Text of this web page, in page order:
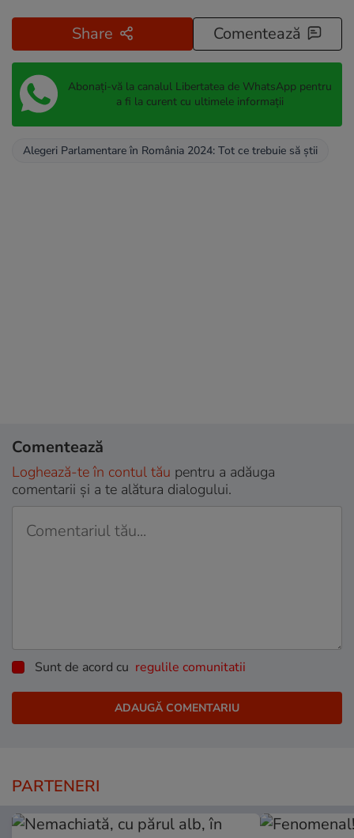
Share Comentează
Abonați-vă la canalul Libertatea de WhatsApp pentru
a fi la curent cu ultimele informații
Alegeri Parlamentare în România 2024: Tot ce trebuie să știi
Comentează
Loghează-te în contul tău pentru a adăuga
comentarii și a te alătura dialogului.
Sunt de acord cu regulile comunitatii
PARTENERI